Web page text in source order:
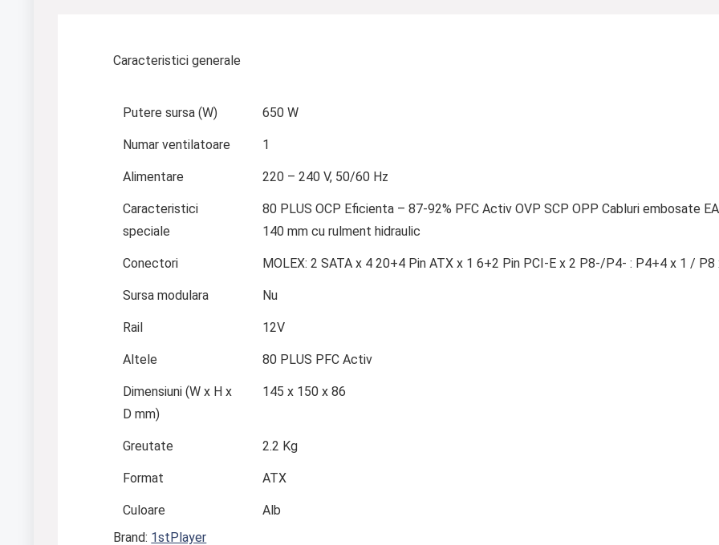
Caracteristici generale
Putere sursa (W) 650 W
Numar ventilatoare 1
Alimentare 220 – 240 V, 50/60 Hz
Caracteristici
speciale
80 PLUS OCP Eficienta – 87-92% PFC Activ OVP SCP OPP Cabluri embosate
140 mm cu rulment hidraulic
Conectori MOLEX: 2 SATA x 4 20+4 Pin ATX x 1 6+2 Pin PCI-E x 2 P8-/P4- : P4+4 x 1 / P8
Sursa modulara Nu
Rail 12V
Altele 80 PLUS PFC Activ
Dimensiuni (W x H x
D mm)
145 x 150 x 86
Greutate 2.2 Kg
Format ATX
Culoare
Alb
Brand: 1stPlayer